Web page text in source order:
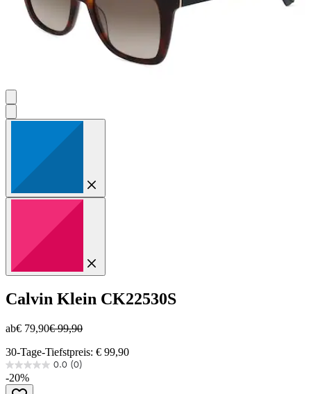
Calvin Klein CK22530S
ab€ 79,90€ 99,90
30-Tage-Tiefstpreis: € 99,90
0.0 (0)
0.0
von
-20%